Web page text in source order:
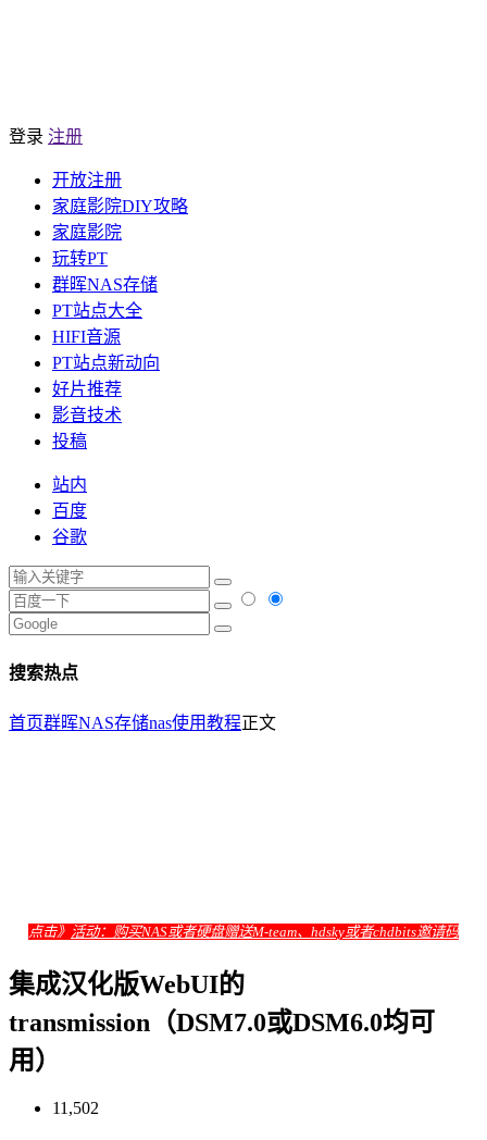
登录 注册
开放注册
家庭影院DIY攻略
家庭影院
玩转PT
群晖NAS存储
PT站点大全
HIFI音源
PT站点新动向
好片推荐
影音技术
投稿
站内
百度
谷歌
搜索热点
首页群晖NAS存储nas使用教程正文
点击》 活动：购买NAS或者硬盘赠送M-team、hdsky或者chdbits邀请码
集成汉化版WebUI的
transmission（DSM7.0或DSM6.0均可
用）
11,502